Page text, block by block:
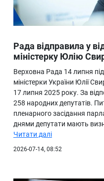
Рада відправила у
міністерку Юлію
Верховна Рада 14 липня
міністерки України Юлії
17 липня 2025 року. За
258 народних депутатів.
пленарного засідання
днями депутати мають
Читати далі
2026-07-14, 08:52